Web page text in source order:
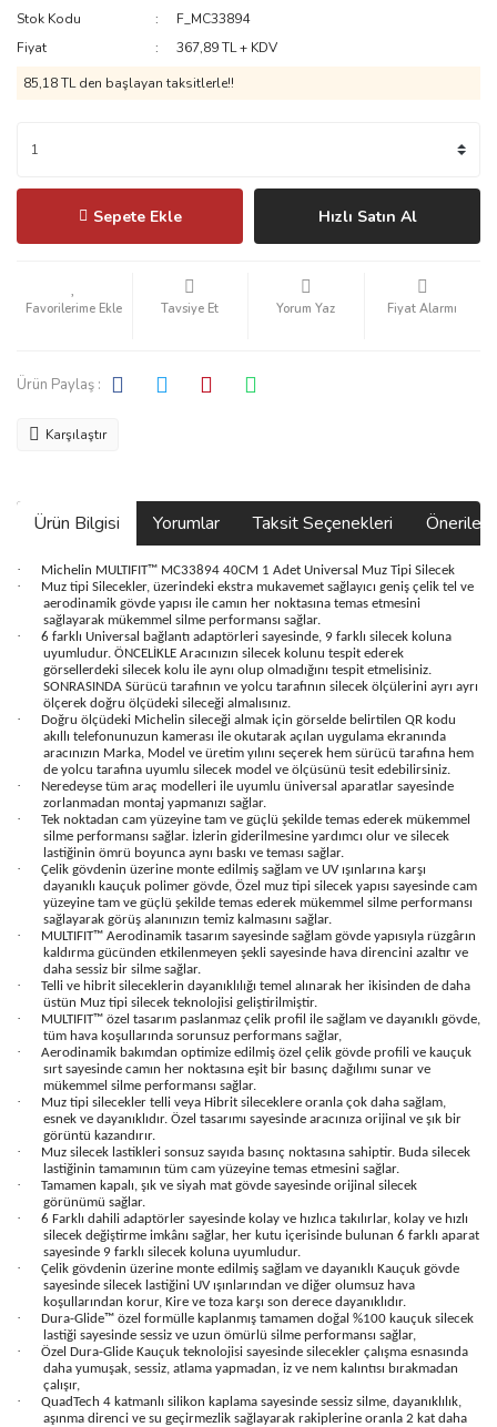
Stok Kodu
F_MC33894
Fiyat
367,89 TL + KDV
85,18 TL den başlayan taksitlerle!!
Sepete Ekle Hızlı Satın Al
Tavsiye Et Yorum Yaz Fiyat Alarmı
Ürün Paylaş :
Karşılaştır
Ürün Bilgisi Yorumlar Taksit Seçenekleri
· Michelin MULTIFIT™ MC33894 40CM 1 Adet Universal Muz Tipi Silecek
·
Muz tipi Silecekler, üzerindeki ekstra mukavemet sağlayıcı geniş çelik tel ve
aerodinamik gövde yapısı ile camın her noktasına temas etmesini
sağlayarak mükemmel silme performansı sağlar.
·
6 farklı Universal bağlantı adaptörleri sayesinde, 9 farklı silecek koluna
uyumludur. ÖNCELİKLE Aracınızın silecek kolunu tespit ederek
görsellerdeki silecek kolu ile aynı olup olmadığını tespit etmelisiniz.
SONRASINDA Sürücü tarafının ve yolcu tarafının silecek ölçülerini ayrı ayrı
ölçerek doğru ölçüdeki sileceği almalısınız.
·
Doğru ölçüdeki Michelin sileceği almak için görselde belirtilen QR kodu
akıllı telefonunuzun kamerası ile okutarak açılan uygulama ekranında
aracınızın Marka, Model ve üretim yılını seçerek hem sürücü tarafına hem
de yolcu tarafına uyumlu silecek model ve ölçüsünü tesit edebilirsiniz.
·
Neredeyse tüm araç modelleri ile uyumlu üniversal aparatlar sayesinde
zorlanmadan montaj yapmanızı sağlar.
·
Tek noktadan cam yüzeyine tam ve güçlü şekilde temas ederek mükemmel
silme performansı sağlar. İzlerin giderilmesine yardımcı olur ve silecek
lastiğinin ömrü boyunca aynı baskı ve teması sağlar.
·
Çelik gövdenin üzerine monte edilmiş sağlam ve UV ışınlarına karşı
dayanıklı kauçuk polimer gövde, Özel muz tipi silecek yapısı sayesinde cam
yüzeyine tam ve güçlü şekilde temas ederek mükemmel silme performansı
sağlayarak görüş alanınızın temiz kalmasını sağlar.
·
MULTIFIT™ Aerodinamik tasarım sayesinde sağlam gövde yapısıyla rüzgârın
kaldırma gücünden etkilenmeyen şekli sayesinde hava direncini azaltır ve
daha sessiz bir silme sağlar.
·
Telli ve hibrit sileceklerin dayanıklılığı temel alınarak her ikisinden de daha
üstün Muz tipi silecek teknolojisi geliştirilmiştir.
·
MULTIFIT™ özel tasarım paslanmaz çelik profil ile sağlam ve dayanıklı gövde,
tüm hava koşullarında sorunsuz performans sağlar,
·
Aerodinamik bakımdan optimize edilmiş özel çelik gövde profili ve kauçuk
sırt sayesinde camın her noktasına eşit bir basınç dağılımı sunar ve
mükemmel silme performansı sağlar.
·
Muz tipi silecekler telli veya Hibrit sileceklere oranla çok daha sağlam,
esnek ve dayanıklıdır. Özel tasarımı sayesinde aracınıza orijinal ve şık bir
görüntü kazandırır.
·
Muz silecek lastikleri sonsuz sayıda basınç noktasına sahiptir. Buda silecek
lastiğinin tamamının tüm cam yüzeyine temas etmesini sağlar.
·
Tamamen kapalı, şık ve siyah mat gövde sayesinde orijinal silecek
görünümü sağlar.
·
6 Farklı dahili adaptörler sayesinde kolay ve hızlıca takılırlar, kolay ve hızlı
silecek değiştirme imkânı sağlar, her kutu içerisinde bulunan 6 farklı aparat
sayesinde 9 farklı silecek koluna uyumludur.
·
Çelik gövdenin üzerine monte edilmiş sağlam ve dayanıklı Kauçuk gövde
sayesinde silecek lastiğini UV ışınlarından ve diğer olumsuz hava
koşullarından korur, Kire ve toza karşı son derece dayanıklıdır.
·
Dura-Glide™ özel formülle kaplanmış tamamen doğal %100 kauçuk silecek
lastiği sayesinde sessiz ve uzun ömürlü silme performansı sağlar,
·
Özel Dura-Glide Kauçuk teknolojisi sayesinde silecekler çalışma esnasında
daha yumuşak, sessiz, atlama yapmadan, iz ve nem kalıntısı bırakmadan
çalışır,
·
QuadTech 4 katmanlı silikon kaplama sayesinde sessiz silme, dayanıklılık,
aşınma direnci ve su geçirmezlik sağlayarak rakiplerine oranla 2 kat daha